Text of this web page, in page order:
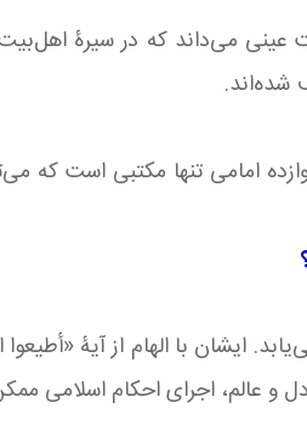
عینی می‌داند که در سیرۀ
شده‌اند.
امامی تنها مکتبی است که
با الهام از آیۀ «أطیعوا
و عالم، اجرای احکام اسلامی